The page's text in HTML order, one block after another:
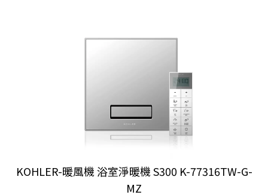
KOHLER-暖風機 浴室淨暖機 S300 K-77316TW-G-
MZ